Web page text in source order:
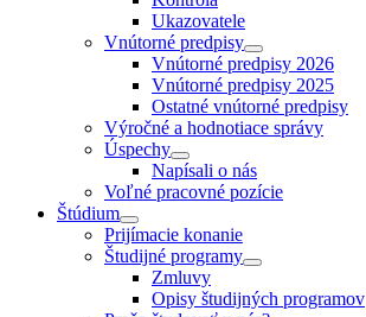
Ukazovatele
Vnútorné predpisy
Vnútorné predpisy 2026
Vnútorné predpisy 2025
Ostatné vnútorné predpisy
Výročné a hodnotiace správy
Úspechy
Napísali o nás
Voľné pracovné pozície
Štúdium
Prijímacie konanie
Študijné programy
Zmluvy
Opisy študijných programov